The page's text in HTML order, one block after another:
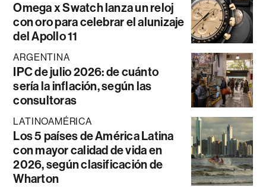
Omega x Swatch lanza un reloj
con oro para celebrar el alunizaje
del Apollo 11
ARGENTINA
IPC de julio 2026: de cuánto
sería la inflación, según las
consultoras
LATINOAMÉRICA
Los 5 países de América Latina
con mayor calidad de vida en
2026, según clasificación de
Wharton